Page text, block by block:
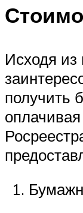
Исходя
получить